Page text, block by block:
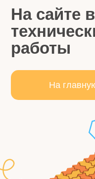
На сайте
работы
На